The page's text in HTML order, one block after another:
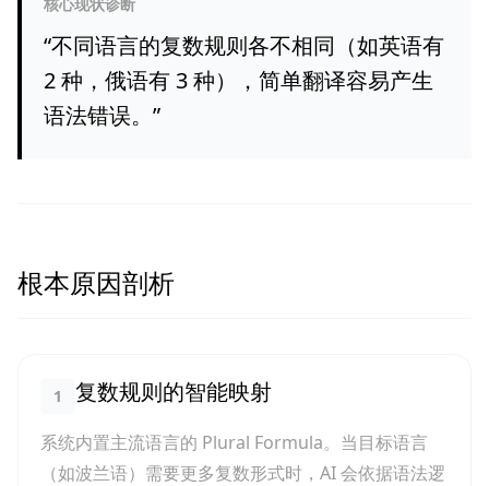
“不同语言的复数规则各不相同（如英语有
2 种，俄语有 3 种），简单翻译容易产生
语法错误。 ”
根本原因剖析
1 复数规则的智能映射
系统内置主流语言的 Plural Formula。当目标语言
（如波兰语）需要更多复数形式时，AI 会依据语法逻